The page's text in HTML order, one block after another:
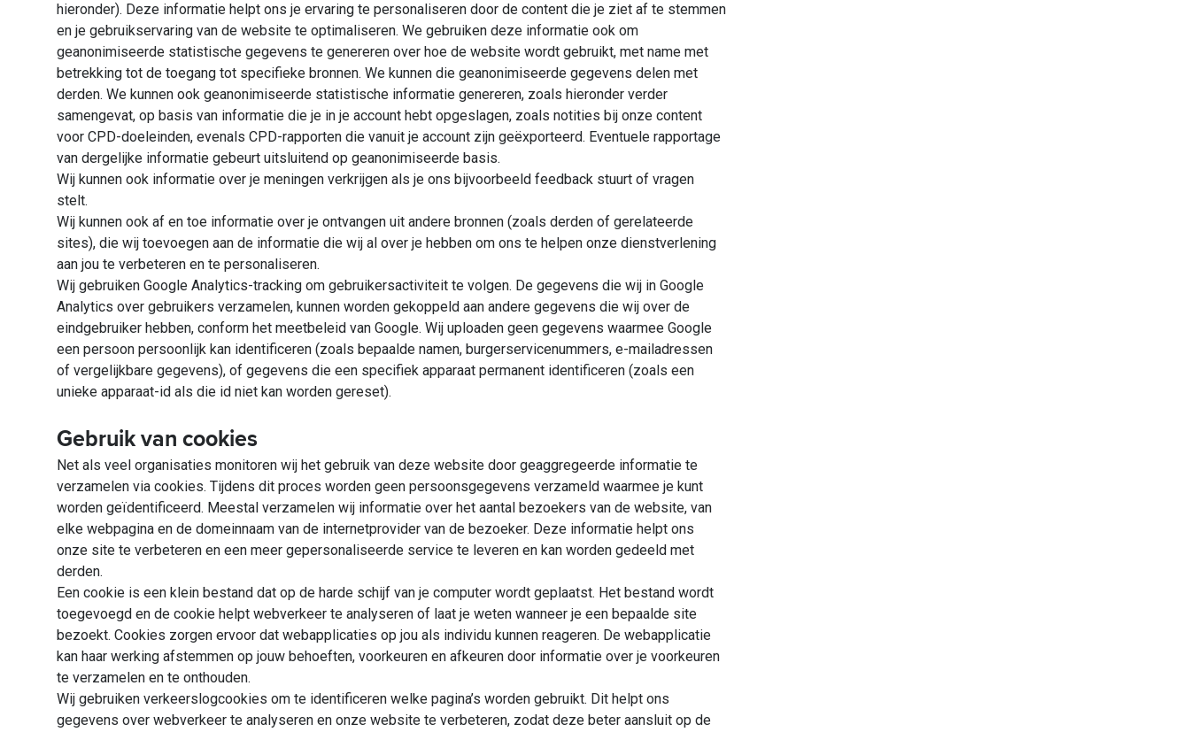
hieronder). Deze informatie helpt ons je ervaring te personaliseren door de content die je ziet af te stemmen
en je gebruikservaring van de website te optimaliseren. We gebruiken deze informatie ook om
geanonimiseerde statistische gegevens te genereren over hoe de website wordt gebruikt, met name met
betrekking tot de toegang tot specifieke bronnen. We kunnen die geanonimiseerde gegevens delen met
derden. We kunnen ook geanonimiseerde statistische informatie genereren, zoals hieronder verder
samengevat, op basis van informatie die je in je account hebt opgeslagen, zoals notities bij onze content
voor CPD-doeleinden, evenals CPD-rapporten die vanuit je account zijn geëxporteerd. Eventuele rapportage
van dergelijke informatie gebeurt uitsluitend op geanonimiseerde basis.
Wij kunnen ook informatie over je meningen verkrijgen als je ons bijvoorbeeld feedback stuurt of vragen
stelt.
Wij kunnen ook af en toe informatie over je ontvangen uit andere bronnen (zoals derden of gerelateerde
sites), die wij toevoegen aan de informatie die wij al over je hebben om ons te helpen onze dienstverlening
aan jou te verbeteren en te personaliseren.
Wij gebruiken Google Analytics-tracking om gebruikersactiviteit te volgen. De gegevens die wij in Google
Analytics over gebruikers verzamelen, kunnen worden gekoppeld aan andere gegevens die wij over de
eindgebruiker hebben, conform het meetbeleid van Google. Wij uploaden geen gegevens waarmee Google
een persoon persoonlijk kan identificeren (zoals bepaalde namen, burgerservicenummers, e-mailadressen
of vergelijkbare gegevens), of gegevens die een specifiek apparaat permanent identificeren (zoals een
unieke apparaat-id als die id niet kan worden gereset).
Gebruik van cookies
Net als veel organisaties monitoren wij het gebruik van deze website door geaggregeerde informatie te
verzamelen via cookies. Tijdens dit proces worden geen persoonsgegevens verzameld waarmee je kunt
worden geïdentificeerd. Meestal verzamelen wij informatie over het aantal bezoekers van de website, van
elke webpagina en de domeinnaam van de internetprovider van de bezoeker. Deze informatie helpt ons
onze site te verbeteren en een meer gepersonaliseerde service te leveren en kan worden gedeeld met
derden.
Een cookie is een klein bestand dat op de harde schijf van je computer wordt geplaatst. Het bestand wordt
toegevoegd en de cookie helpt webverkeer te analyseren of laat je weten wanneer je een bepaalde site
bezoekt. Cookies zorgen ervoor dat webapplicaties op jou als individu kunnen reageren. De webapplicatie
kan haar werking afstemmen op jouw behoeften, voorkeuren en afkeuren door informatie over je voorkeuren
te verzamelen en te onthouden.
Wij gebruiken verkeerslogcookies om te identificeren welke pagina’s worden gebruikt. Dit helpt ons
gegevens over webverkeer te analyseren en onze website te verbeteren, zodat deze beter aansluit op de